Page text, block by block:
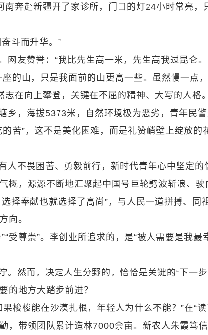
奔赴新疆开了家诊所，门口的灯24小时常亮，
斗而升华。”
网友赞誉：“我比先生高一米，先生高我过昆仑。
的山，只是我面前的山更高一些。虽然慢一点
志在向上攀登，关键在不屈的精神、大写的人格。
乡，海拔5373米，自然环境极为恶劣，青年民
苦”，这不是美化困难，而是礼赞峭壁上绽放的
人不畏困苦、勇毅前行，新时代青年心中坚定的
概，源源不断地汇聚起中国号巨轮劈波斩浪、驶
择奉献也就选择了高尚”，与人民一道拼搏、同
向。
受尊崇”。李创业所追求的，是“被人需要是我最
。然而，决定人生分野的，恰恰是关键的“下一
的地方大踏步前进？
梭梭能在沙漠扎根，年轻人为什么不能？”在“
，带领团队累计造林7000余亩。新农人朱霞笃